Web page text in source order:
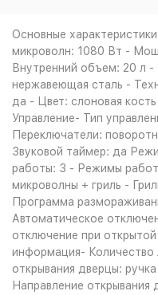
Основные
микроволн: 1080 Вт -
Внутренний объем: 20 л -
нержавеющая сталь -
да - Цвет: слоновая
Управление- Тип
Переключатели:
Звуковой таймер: да
работы: 3 - Режимы
микроволны + гриль -
Программа
Автоматическое
отключение при
информация-
открывания дверцы:
Направление открывания